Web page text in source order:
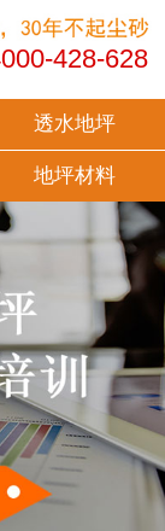
428-628
透水地坪
地坪材料